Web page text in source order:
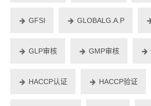
GFSI GLOBALG.A.P
GLP审核 GMP审核
HACCP认证 HACCP验证